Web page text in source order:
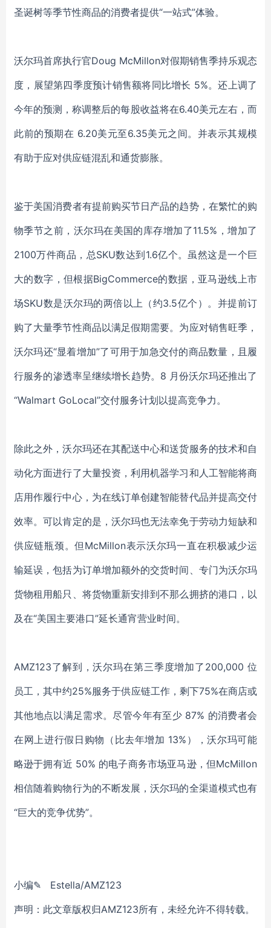
圣诞树等季节性商品的消费者提供“一站式”体验。
沃尔玛首席执行官Doug McMillon对假期销售季持乐观态
度，展望第四季度预计销售额将同比增长 5%。还上调了
今年的预测，称调整后的每股收益将在6.40美元左右，而
此前的预期在 6.20美元至6.35美元之间。并表示其规模
有助于应对供应链混乱和通货膨胀。
鉴于美国消费者有提前购买节日产品的趋势，在繁忙的购
物季节之前，沃尔玛在美国的库存增加了11.5%，增加了
2100万件商品，总SKU数达到1.6亿个。虽然这是一个巨
大的数字，但根据BigCommerce的数据，亚马逊线上市
场SKU数是沃尔玛的两倍以上（约3.5亿个）。并提前订
购了大量季节性商品以满足假期需要。为应对销售旺季，
沃尔玛还“显着增加”了可用于加急交付的商品数量，且履
行服务的渗透率呈继续增长趋势。8 月份沃尔玛还推出了
“Walmart GoLocal”交付服务计划以提高竞争力。
除此之外，沃尔玛还在其配送中心和送货服务的技术和自
动化方面进行了大量投资，利用机器学习和人工智能将商
店用作履行中心，为在线订单创建智能替代品并提高交付
效率。可以肯定的是，沃尔玛也无法幸免于劳动力短缺和
供应链瓶颈。但McMillon表示沃尔玛一直在积极减少运
输延误，包括为订单增加额外的交货时间、专门为沃尔玛
货物租用船只、将货物重新安排到不那么拥挤的港口，以
及在“美国主要港口”延长通宵营业时间。
AMZ123了解到，沃尔玛在第三季度增加了200,000 位
员工，其中约25%服务于供应链工作，剩下75%在商店或
其他地点以满足需求。尽管今年有至少 87% 的消费者会
在网上进行假日购物（比去年增加 13%），沃尔玛可能
略逊于拥有近 50% 的电子商务市场亚马逊，但McMillon
相信随着购物行为的不断发展，沃尔玛的全渠道模式也有
“巨大的竞争优势”。
小编✎ Estella/AMZ123
声明：此文章版权归AMZ123所有，未经允许不得转载。